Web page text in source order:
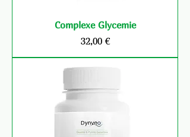
Complexe Glycemie
Prix
32,00 €